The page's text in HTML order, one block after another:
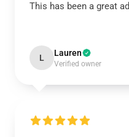
This has been a great
L Lauren
Verified owner